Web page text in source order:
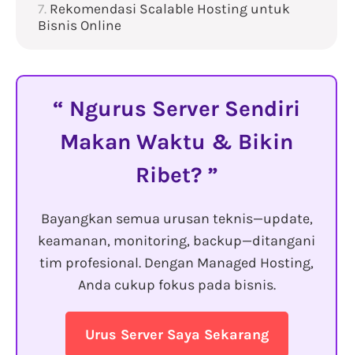
Rekomendasi Scalable Hosting untuk
Bisnis Online
Ngurus Server Sendiri
Makan Waktu & Bikin
Ribet?
Bayangkan semua urusan teknis—update,
keamanan, monitoring, backup—ditangani
tim profesional. Dengan Managed Hosting,
Anda cukup fokus pada bisnis.
Urus Server Saya Sekarang